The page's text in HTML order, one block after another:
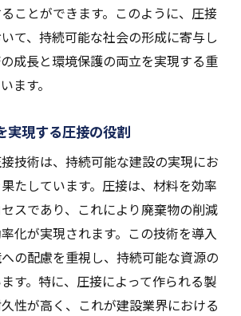
ことができます。このように、圧接
て、持続可能な社会の形成に寄与し
成長と環境保護の両立を実現する重
ます。
実現する圧接の役割
技術は、持続可能な建設の実現にお
たしています。圧接は、材料を効率
スであり、これにより廃棄物の削減
化が実現されます。この技術を導入
の配慮を重視し、持続可能な資源の
す。特に、圧接によって作られる製
性が高く、これが建設業界における